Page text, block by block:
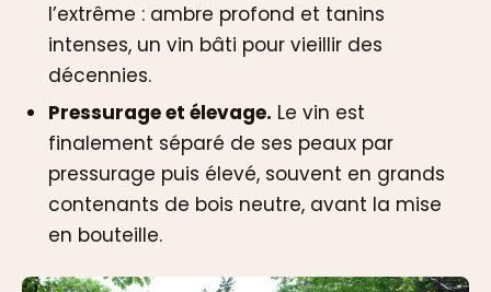
l’extrême : ambre profond et tanins
intenses, un vin bâti pour vieillir des
décennies.
Pressurage et élevage. Le vin est
finalement séparé de ses peaux par
pressurage puis élevé, souvent en grands
contenants de bois neutre, avant la mise
en bouteille.